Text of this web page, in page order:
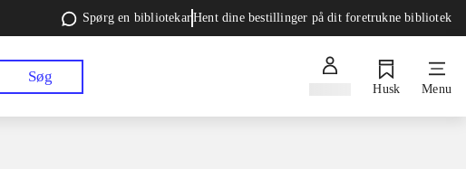
Spørg en bibliotekarHent dine bestillinger på dit foretrukne bibliotek
Søg
Husk Menu